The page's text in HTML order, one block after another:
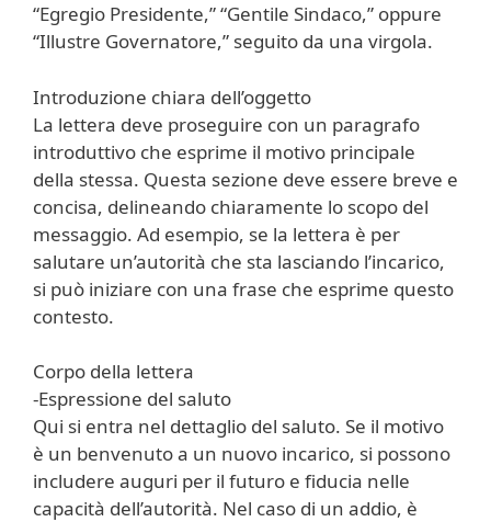
“Egregio Presidente,” “Gentile Sindaco,” oppure
“Illustre Governatore,” seguito da una virgola.
Introduzione chiara dell’oggetto
La lettera deve proseguire con un paragrafo
introduttivo che esprime il motivo principale
della stessa. Questa sezione deve essere breve e
concisa, delineando chiaramente lo scopo del
messaggio. Ad esempio, se la lettera è per
salutare un’autorità che sta lasciando l’incarico,
si può iniziare con una frase che esprime questo
contesto.
Corpo della lettera
-Espressione del saluto
Qui si entra nel dettaglio del saluto. Se il motivo
è un benvenuto a un nuovo incarico, si possono
includere auguri per il futuro e fiducia nelle
capacità dell’autorità. Nel caso di un addio, è